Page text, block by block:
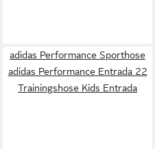
adidas Performance Sporthose
adidas Performance Entrada 22
Trainingshose Kids Entrada